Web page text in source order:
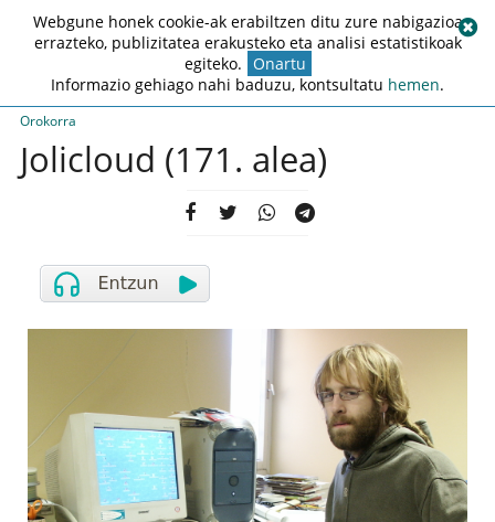
Orokorra
Jolicloud (171. alea)
Webgune honek cookie-ak erabiltzen ditu zure nabigazioa
errazteko, publizitatea erakusteko eta analisi estatistikoak
egiteko. Onartu
Informazio gehiago nahi baduzu, kontsultatu hemen.